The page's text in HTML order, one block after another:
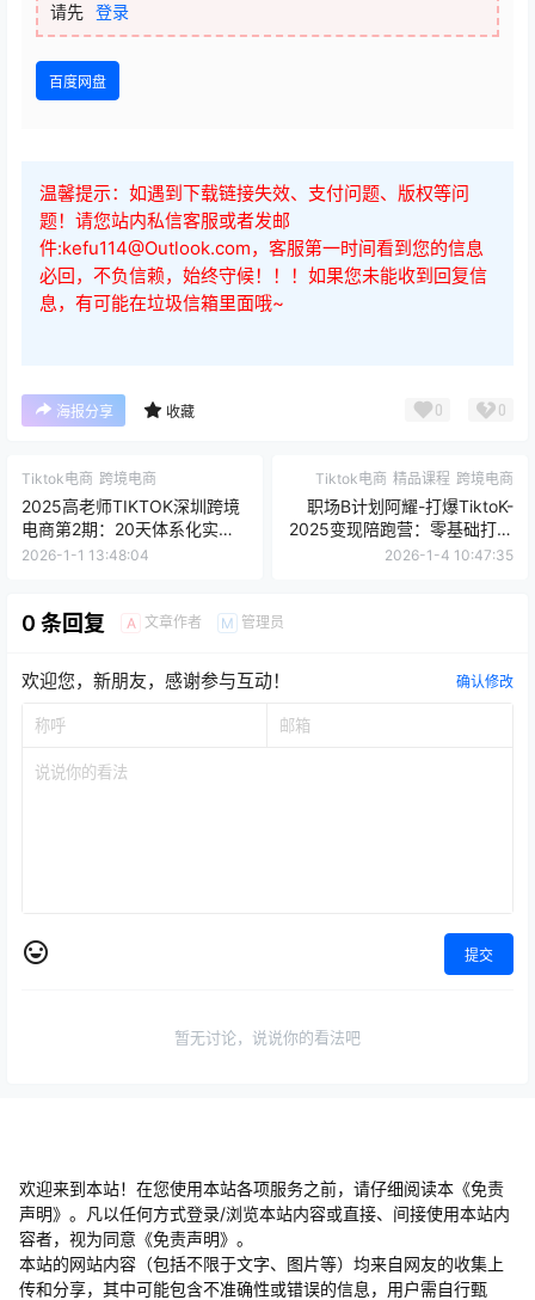
请先 登录
百度网盘
温馨提示：如遇到下载链接失效、支付问题、版权等问
题！请您站内私信客服或者发邮
件:kefu114@Outlook.com，客服第一时间看到您的信息
必回，不负信赖，始终守候！！！如果您未能收到回复信
息，有可能在垃圾信箱里面哦~
海报分享 收藏 0 0
Tiktok电商 跨境电商
2025高老师TIKTOK深圳跨境
电商第2期：20天体系化实
战，掌握TikTok Shop运营与
2026-1-1 13:48:04
Tiktok电商 精品课程 跨境电商
职场B计划阿耀-打爆TiktoK-
2025变现陪跑营：零基础打爆
东南亚市场，从开店到盈利系
2026-1-4 10:47:35
0 条回复 A 文章作者 M 管理员
欢迎您，新朋友，感谢参与互动！ 确认修改
提交
暂无讨论，说说你的看法吧
欢迎来到本站！在您使用本站各项服务之前，请仔细阅读本《免责
声明》。凡以任何方式登录/浏览本站内容或直接、间接使用本站内
容者，视为同意《免责声明》。
本站的网站内容（包括不限于文字、图片等）均来自网友的收集上
传和分享，其中可能包含不准确性或错误的信息，用户需自行甄